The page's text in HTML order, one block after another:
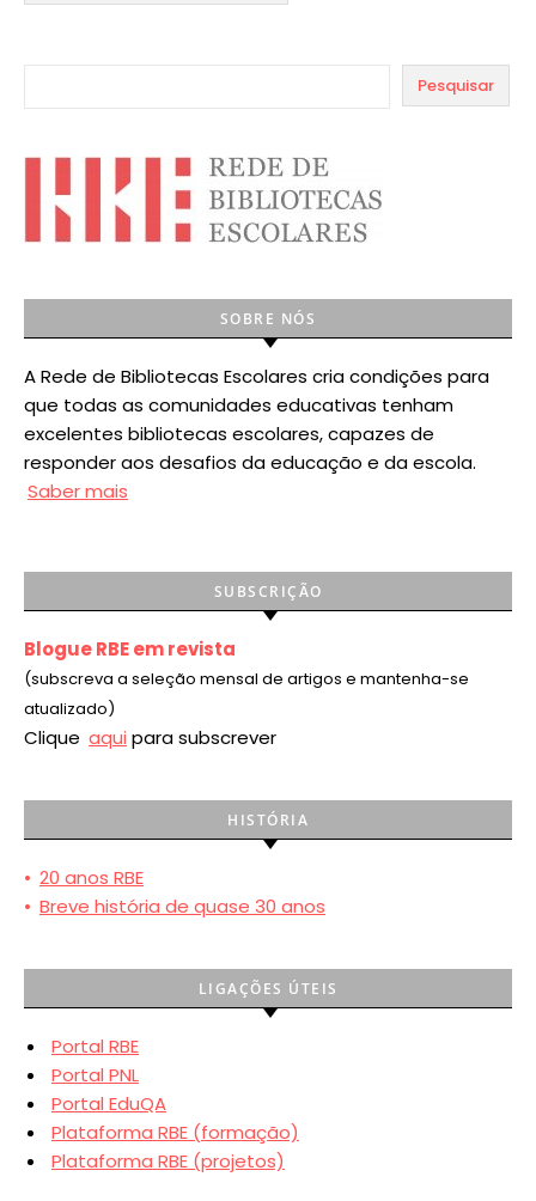
Pesquisar
SOBRE NÓS
A Rede de Bibliotecas Escolares cria condições para
que todas as comunidades educativas tenham
excelentes bibliotecas escolares, capazes de
responder aos desafios da educação e da escola.
Saber mais
SUBSCRIÇÃO
Blogue RBE em revista
(subscreva a seleção mensal de artigos e mantenha-se
atualizado)
Clique aqui para subscrever
HISTÓRIA
• 20 anos RBE
• Breve história de quase 30 anos
LIGAÇÕES ÚTEIS
Portal RBE
Portal PNL
Portal EduQA
Plataforma RBE (formação)
Plataforma RBE (projetos)